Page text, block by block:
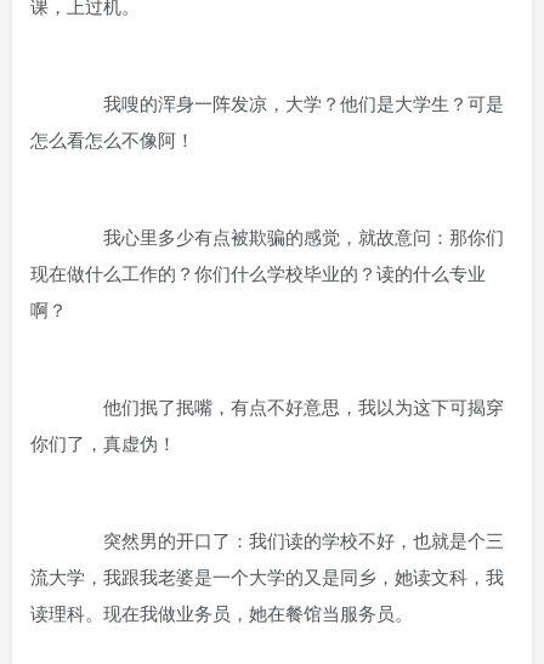
课，上过机。
我嗖的浑身一阵发凉，大学？他们是大学生？可是
怎么看怎么不像阿！
我心里多少有点被欺骗的感觉，就故意问：那你们
现在做什么工作的？你们什么学校毕业的？读的什么专业
啊？
他们抿了抿嘴，有点不好意思，我以为这下可揭穿
你们了，真虚伪！
突然男的开口了：我们读的学校不好，也就是个三
流大学，我跟我老婆是一个大学的又是同乡，她读文科，我
读理科。现在我做业务员，她在餐馆当服务员。